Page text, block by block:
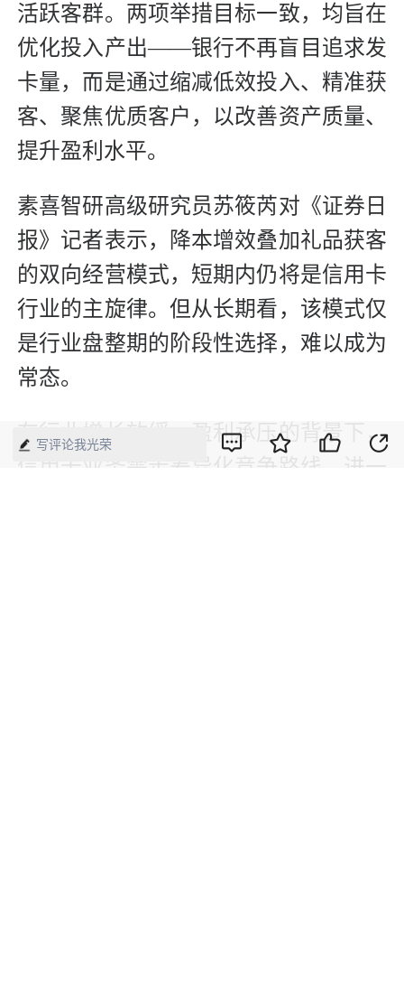
活跃客群。两项举措目标一致，均旨在
优化投入产出——银行不再盲目追求发
卡量，而是通过缩减低效投入、精准获
客、聚焦优质客户，以改善资产质量、
提升盈利水平。
素喜智研高级研究员苏筱芮对《证券日
报》记者表示，降本增效叠加礼品获客
的双向经营模式，短期内仍将是信用卡
行业的主旋律。但从长期看，该模式仅
是行业盘整期的阶段性选择，难以成为
常态。
在行业增长放缓、盈利承压的背景下，
信用卡业务需走差异化竞争路线，进一
写评论我光荣